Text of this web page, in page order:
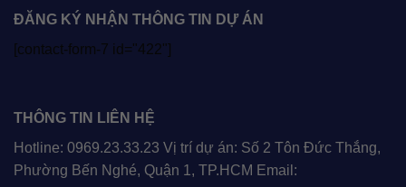
ĐĂNG KÝ NHẬN THÔNG TIN DỰ ÁN
[contact-form-7 id="422"]
THÔNG TIN LIÊN HỆ
Hotline: 0969.23.33.23 Vị trí dự án: Số 2 Tôn Đức Thắng,
Phường Bến Nghé, Quận 1, TP.HCM Email: